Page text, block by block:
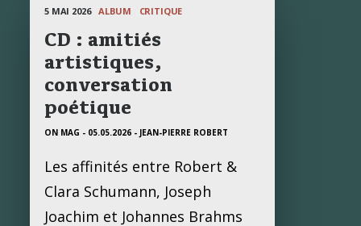
5 MAI 2026 ALBUM CRITIQUE
CD : amitiés
artistiques,
conversation
poétique
ON MAG - 05.05.2026 - JEAN-PIERRE ROBERT
Les affinités entre Robert &
Clara Schumann, Joseph
Joachim et Johannes Brahms